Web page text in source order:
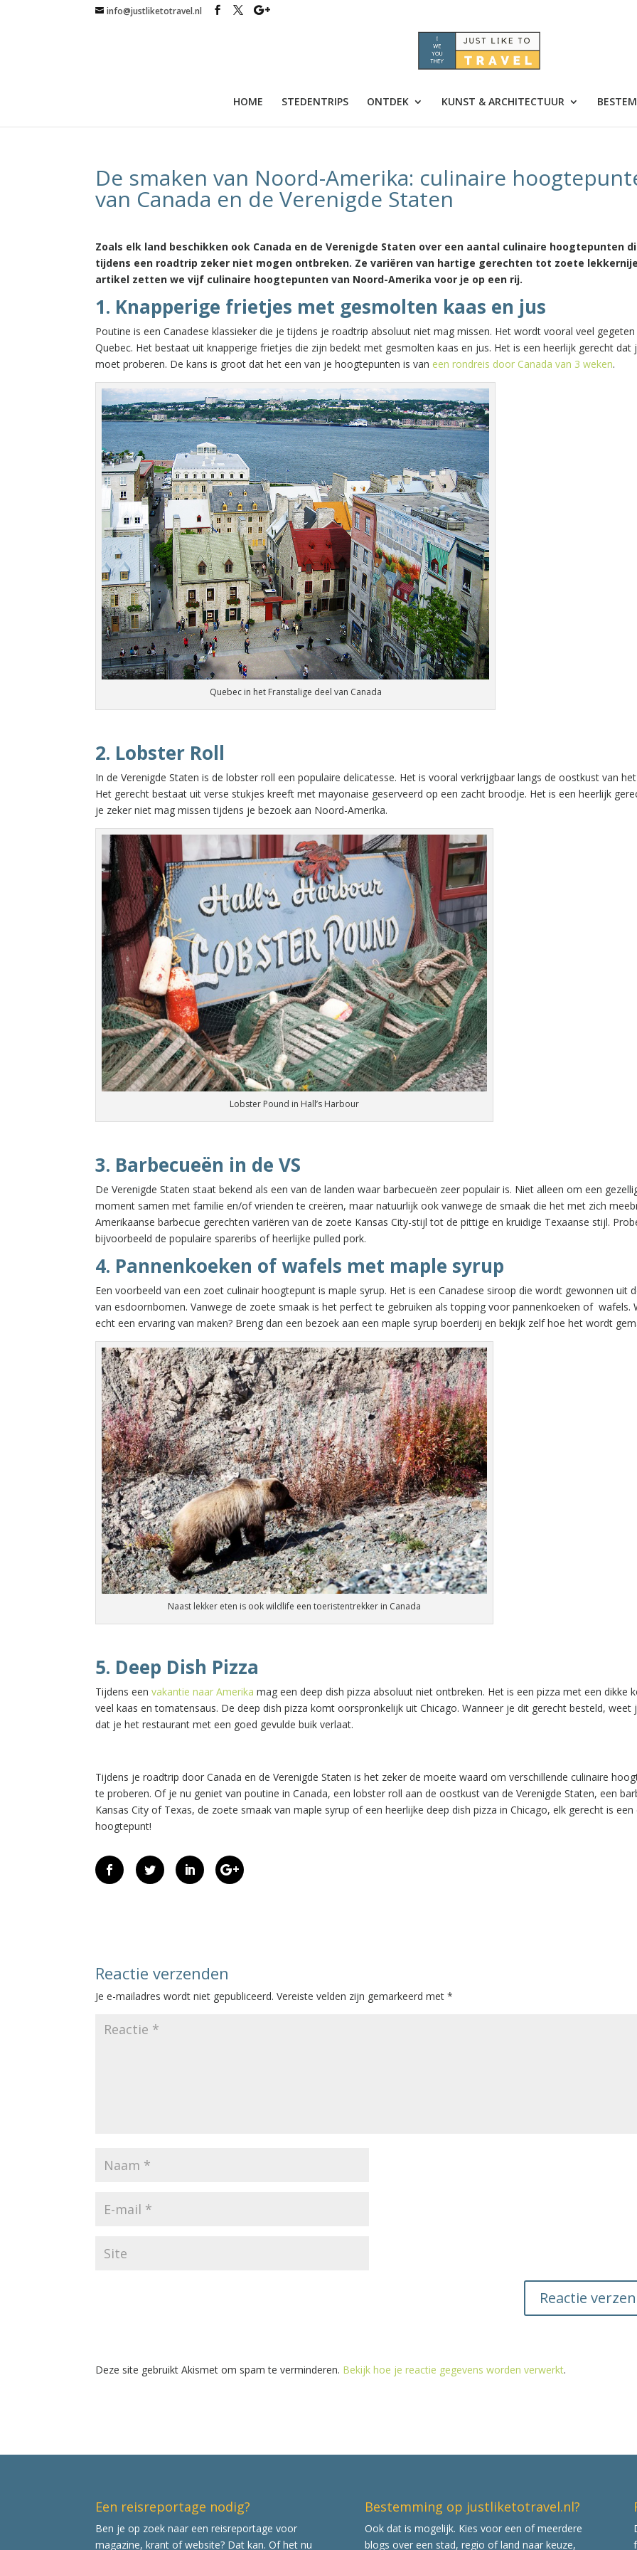
info@justliketotravel.nl
HOME STEDENTRIPS ONTDEK KUNST & ARCHITECTUUR
De smaken van Noord-Amerika: culinaire
van Canada en de Verenigde Staten
Zoals elk land beschikken ook Canada en de Verenigde Staten over een aantal culinaire hoogtepunten
tijdens een roadtrip zeker niet mogen ontbreken. Ze variëren van hartige gerechten tot zoete
artikel zetten we vijf culinaire hoogtepunten van Noord-Amerika voor je op een rij.
1. Knapperige frietjes met gesmolten kaas en jus
Poutine is een Canadese klassieker die je tijdens je roadtrip absoluut niet mag missen. Het wordt vooral veel gegeten
Quebec. Het bestaat uit knapperige frietjes die zijn bedekt met gesmolten kaas en jus. Het is een heerlijk gerecht dat
moet proberen. De kans is groot dat het een van je hoogtepunten is van een rondreis door Canada van 3 weken.
Quebec in het Franstalige deel van Canada
2. Lobster Roll
In de Verenigde Staten is de lobster roll een populaire delicatesse. Het is vooral verkrijgbaar langs de oostkust van
Het gerecht bestaat uit verse stukjes kreeft met mayonaise geserveerd op een zacht broodje. Het is een heerlijk
je zeker niet mag missen tijdens je bezoek aan Noord-Amerika.
Lobster Pound in Hall’s Harbour
3. Barbecueën in de VS
De Verenigde Staten staat bekend als een van de landen waar barbecueën zeer populair is. Niet alleen om een
moment samen met familie en/of vrienden te creëren, maar natuurlijk ook vanwege de smaak die het met zich
Amerikaanse barbecue gerechten variëren van de zoete Kansas City-stijl tot de pittige en kruidige Texaanse stijl.
bijvoorbeeld de populaire spareribs of heerlijke pulled pork.
4. Pannenkoeken of wafels met maple syrup
Een voorbeeld van een zoet culinair hoogtepunt is maple syrup. Het is een Canadese siroop die wordt gewonnen uit
van esdoornbomen. Vanwege de zoete smaak is het perfect te gebruiken als topping voor pannenkoeken of wafels.
echt een ervaring van maken? Breng dan een bezoek aan een maple syrup boerderij en bekijk zelf hoe het wordt
Naast lekker eten is ook wildlife een toeristentrekker in Canada
5. Deep Dish Pizza
Tijdens eenvakantie naar Amerika mag een deep dish pizza absoluut niet ontbreken. Het is een pizza met een dikke
veel kaas en tomatensaus. De deep dish pizza komt oorspronkelijk uit Chicago. Wanneer je dit gerecht besteld, weet
dat je het restaurant met een goed gevulde buik verlaat.
Tijdens je roadtrip door Canada en de Verenigde Staten is het zeker de moeite waard om verschillende culinaire
te proberen. Of je nu geniet van poutine in Canada, een lobster roll aan de oostkust van de Verenigde Staten, een
Kansas City of Texas, de zoete smaak van maple syrup of een heerlijke deep dish pizza in Chicago, elk gerecht is een
hoogtepunt!
Reactie verzenden
Je e-mailadres wordt niet gepubliceerd. Vereiste velden zijn gemarkeerd met*
Deze site gebruikt Akismet om spam te verminderen. Bekijk hoe je reactie gegevens worden verwerkt.
Een reisreportage nodig?
Ben je op zoek naar een reisreportage voor
magazine, krant of website? Dat kan. Of het nu
Bestemming op justliketotravel.nl?
Ook dat is mogelijk. Kies voor een of meerdere
blogs over een stad, regio of land naar keuze,